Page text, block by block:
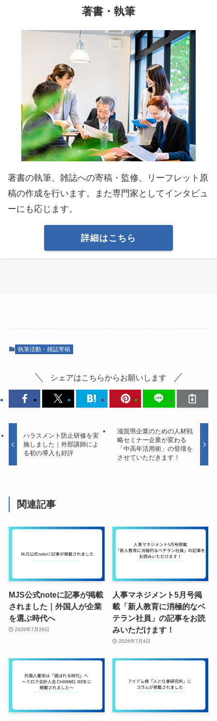
著書・ 執筆
著書の執筆、雑誌への寄稿・監修、リーフレット原
稿の作成を行います。また専門家としてインタビュ
ーにも応じます。
詳細はこちら
執筆活動・雑誌寄稿
シェアはこちらからお願いします
ハラスメント防止研修を実
施しました｜外部講師によ
る初の導入も好評
滋賀県企業のための人材戦
略セミナー企業が変わる
「中高年活用術」の登壇を
させていただきます！
関連記事
MJS公式noteに記事が掲載
されました｜外国人が企業
を選ぶ時代へ
2026年7月28日
人事マネジメント5月号掲
載「新人教育に消極的なベ
テラン社員」の記事をお読
みいただけます！
2026年7月4日